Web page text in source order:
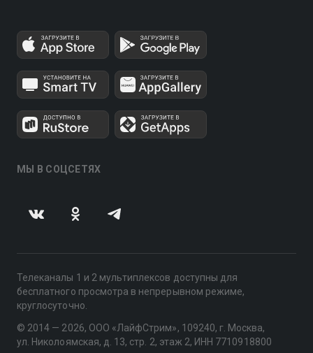
МЫ В СОЦСЕТЯХ
Телеканалы 1 и 2 мультиплексов доступны для
бесплатного просмотра в непрерывном режиме,
круглосуточно.
© 2014 — 2026, ООО «ЛайфСтрим», 109240, г. Москва,
ул. Николоямская, д. 13, стр. 2, этаж 2, ИНН 7710918800